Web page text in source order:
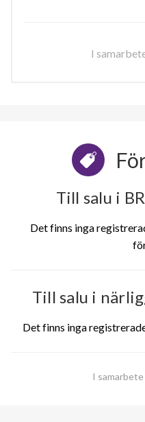
I
Till salu i
Det finns inga
Till salu i
Det finns inga
I samarbete